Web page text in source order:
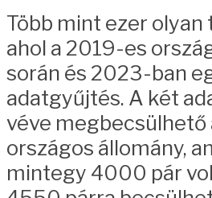
Több mint ezer olyan
ahol a 2019-es
során és 2023-ban
adatgyűjtés. A két
véve megbecsülhető
országos állomány,
mintegy 4000 pár